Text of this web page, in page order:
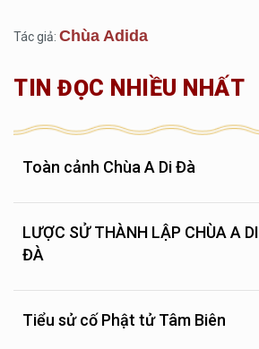
Tác giả: Chùa Adida
TIN ĐỌC NHIỀU NHẤT
Toàn cảnh Chùa A Di Đà
LƯỢC SỬ THÀNH LẬP CHÙA A DI
ĐÀ
Tiểu sử cố Phật tử Tâm Biên